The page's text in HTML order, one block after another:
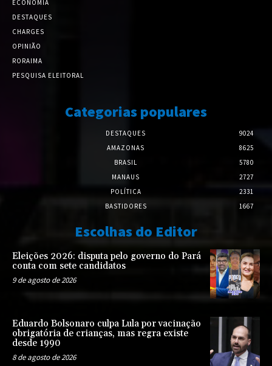
ECONOMIA
DESTAQUES
CHARGES
OPINIÃO
RORAIMA
PESQUISA ELEITORAL
Categorias populares
DESTAQUES
9024
AMAZONAS
8625
BRASIL
5780
MANAUS
2727
POLÍTICA
2331
BASTIDORES
1667
Escolhas do Editor
Eleições 2026: disputa pelo governo do Pará
conta com sete candidatos
9 de agosto de 2026
Eduardo Bolsonaro culpa Lula por vacinação
obrigatória de crianças, mas regra existe
desde 1990
8 de agosto de 2026